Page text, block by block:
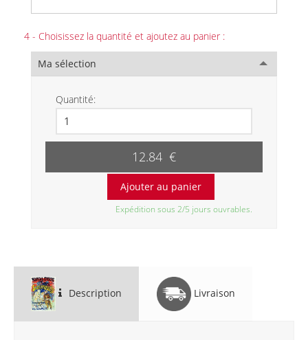
4 - Choisissez la quantité et ajoutez au panier :
Ma sélection
Quantité:
12.84 €
Expédition sous 2/5 jours ouvrables.
Description Livraison